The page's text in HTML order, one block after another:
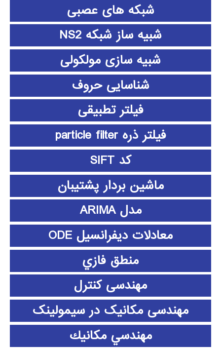
شبکه های عصبی
شبیه ساز شبکه NS2
شبیه سازی مولکولی
شناسایی حروف
فیلتر تطبیقی
فیلتر ذره particle filter
کد SIFT
ماشین بردار پشتیبان
مدل ARIMA
معادلات دیفرانسیل ODE
منطق فازي
مهندسی کنترل
مهندسی مکانیک در سیمولینک
مهندسي مكانيك